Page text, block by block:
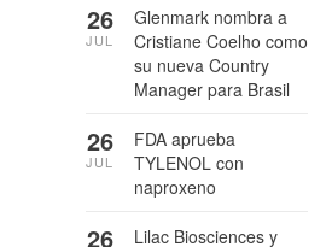
Glenmark nombra a
Cristiane Coelho como
su nueva Country
Manager para Brasil
26
JUL
FDA aprueba
TYLENOL con
naproxeno
26
JUL
Lilac Biosciences y
26